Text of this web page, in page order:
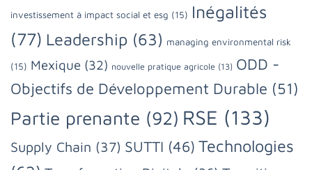
investissement à impact social et esg (15) Inégalités
(77) Leadership (63) managing environmental risk
(15) Mexique (32) nouvelle pratique agricole (13) ODD -
Objectifs de Développement Durable (51)
Partie prenante (92) RSE (133)
Supply Chain (37) SUTTI (46) Technologies